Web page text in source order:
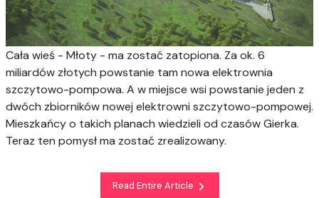
Cała wieś - Młoty - ma zostać zatopiona. Za ok. 6
miliardów złotych powstanie tam nowa elektrownia
szczytowo-pompowa. A w miejsce wsi powstanie jeden z
dwóch zbiorników nowej elektrowni szczytowo-pompowej.
Mieszkańcy o takich planach wiedzieli od czasów Gierka.
Teraz ten pomysł ma zostać zrealizowany.
Read Entire Article